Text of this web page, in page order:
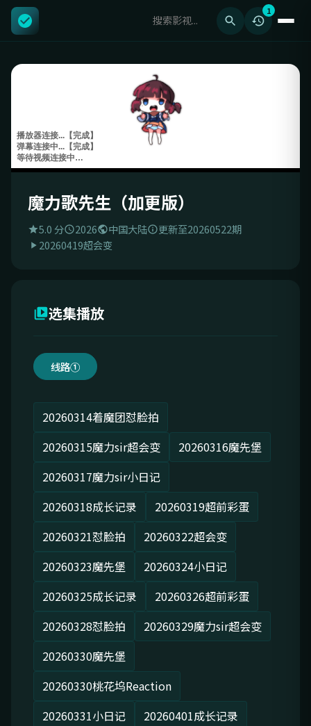
1
魔力歌先生（加更版）
5.0 分 2026 中国大陆
更新至20260522期
20260419超会变
选集播放
线路①
20260314着魔团怼脸拍
20260315魔力sir超会变
20260316魔先堡
20260317魔力sir小日记
20260318成长记录
20260319超前彩蛋
20260321怼脸拍
20260322超会变
20260323魔先堡
20260324小日记
20260325成长记录
20260326超前彩蛋
20260328怼脸拍
20260329魔力sir超会变
20260330魔先堡
20260330桃花坞Reaction
20260331小日记
20260401成长记录